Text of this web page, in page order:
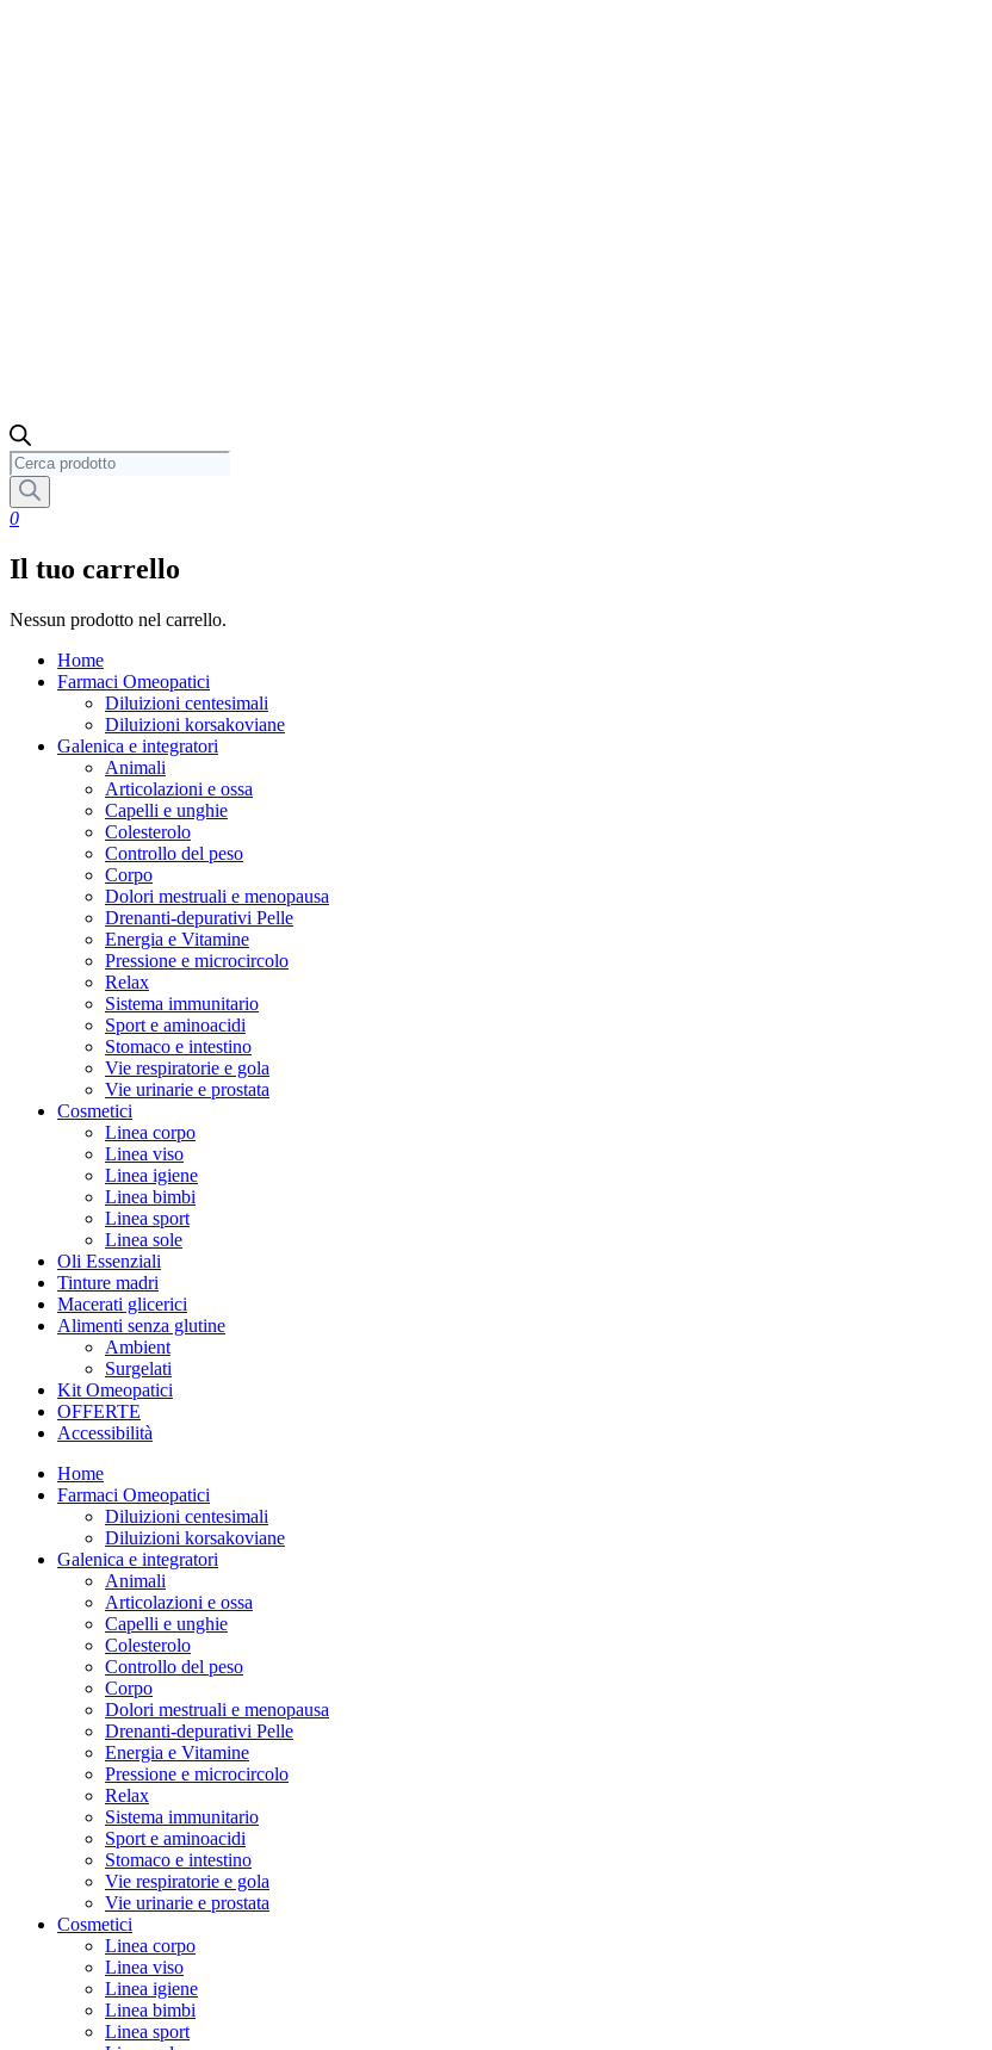
Ricerca
prodotti
0
Il tuo carrello
Nessun prodotto nel carrello.
Home
Farmaci Omeopatici
Diluizioni centesimali
Diluizioni korsakoviane
Galenica e integratori
Animali
Articolazioni e ossa
Capelli e unghie
Colesterolo
Controllo del peso
Corpo
Dolori mestruali e menopausa
Drenanti-depurativi Pelle
Energia e Vitamine
Pressione e microcircolo
Relax
Sistema immunitario
Sport e aminoacidi
Stomaco e intestino
Vie respiratorie e gola
Vie urinarie e prostata
Cosmetici
Linea corpo
Linea viso
Linea igiene
Linea bimbi
Linea sport
Linea sole
Oli Essenziali
Tinture madri
Macerati glicerici
Alimenti senza glutine
Ambient
Surgelati
Kit Omeopatici
OFFERTE
Accessibilità
Home
Farmaci Omeopatici
Diluizioni centesimali
Diluizioni korsakoviane
Galenica e integratori
Animali
Articolazioni e ossa
Capelli e unghie
Colesterolo
Controllo del peso
Corpo
Dolori mestruali e menopausa
Drenanti-depurativi Pelle
Energia e Vitamine
Pressione e microcircolo
Relax
Sistema immunitario
Sport e aminoacidi
Stomaco e intestino
Vie respiratorie e gola
Vie urinarie e prostata
Cosmetici
Linea corpo
Linea viso
Linea igiene
Linea bimbi
Linea sport